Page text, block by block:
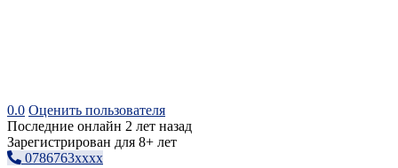
0.0 Оценить пользователя
Последние онлайн 2 лет назад
Зарегистрирован для 8+ лет
0786763xxxx